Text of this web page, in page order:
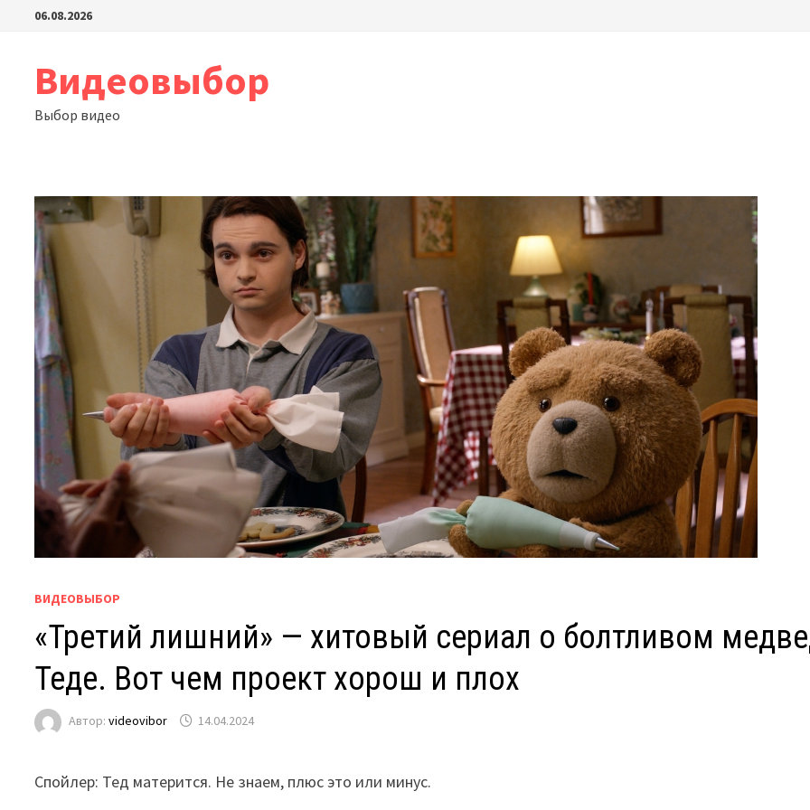
Перейти06.08.2026
Видеовыбор
Выбор видео
ВИДЕОВЫБОР
«Третий лишний» — хитовый сериал о болтливом
Теде. Вот чем проект хорош и плох
Автор:videovibor 14.04.2024
Спойлер: Тед матерится. Не знаем, плюс это или минус.